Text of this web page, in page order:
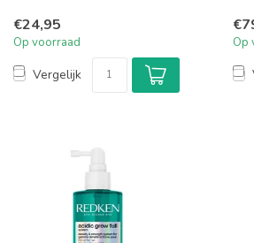
€24,95
Op voorraad
Vergelijk
Op